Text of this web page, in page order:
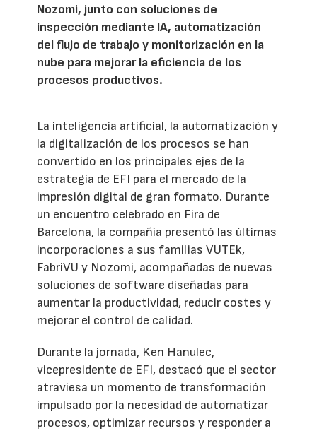
Nozomi, junto con soluciones de
inspección mediante IA, automatización
del flujo de trabajo y monitorización en la
nube para mejorar la eficiencia de los
procesos productivos.
La inteligencia artificial, la automatización y
la digitalización de los procesos se han
convertido en los principales ejes de la
estrategia de EFI para el mercado de la
impresión digital de gran formato. Durante
un encuentro celebrado en Fira de
Barcelona, la compañía presentó las últimas
incorporaciones a sus familias VUTEk,
FabriVU y Nozomi, acompañadas de nuevas
soluciones de software diseñadas para
aumentar la productividad, reducir costes y
mejorar el control de calidad.
Durante la jornada, Ken Hanulec,
vicepresidente de EFI, destacó que el sector
atraviesa un momento de transformación
impulsado por la necesidad de automatizar
procesos, optimizar recursos y responder a